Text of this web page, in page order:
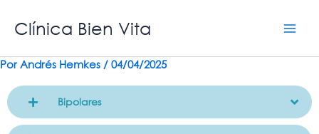
Clínica Bien Vita
PorAndrés Hemkes / 04/04/2025
Bipolares